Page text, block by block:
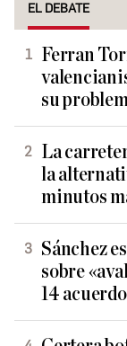
EL DEBATE
Ferran
su
La
la
minutos
Sánchez
sobre
14